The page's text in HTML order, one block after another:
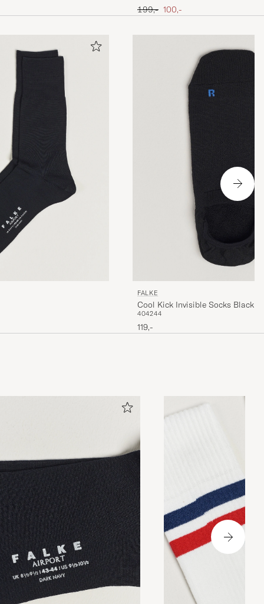
Ordinary pris
199,- Nedsat pris
100,-
FALKE
Cool Kick Invisible Socks Black
404244
119,-